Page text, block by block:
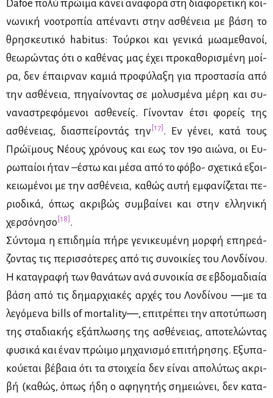
Dafoe πο­λύ πρώ­ι­μα κά­νει ανα­φο­ρά στη δια­φο­ρε­τι­κή κοι­
νω­νι­κή νο­ο­τρο­πία απέ­να­ντι στην ασθέ­νεια με βά­ση το
θρη­σκευ­τι­κό habitus: Τούρ­κοι και γε­νι­κά μω­α­με­θα­νοί,
θε­ω­ρώ­ντας ότι ο κα­θέ­νας μας έχει προ­κα­θο­ρι­σμέ­νη μοί­
ρα, δεν έπαιρ­ναν κα­μιά προ­φύ­λα­ξη για προ­στα­σία από
την ασθέ­νεια, πη­γαί­νο­ντας σε μο­λυ­σμέ­να μέ­ρη και συ­
να­να­στρε­φό­με­νοι ασθε­νείς. Γί­νο­νταν έτσι φο­ρείς της
ασθέ­νειας, δια­σπεί­ρο­ντάς την [17] . Eν γέ­νει, κα­τά τους
Πρώ­ϊ­μους Νέ­ους χρό­νους και εως τον 19ο αιώ­να, οι Ευ­
ρω­παί­οι ήταν –έστω και μέ­σα από το φό­βο- σχε­τι­κά εξοι­
κειω­μέ­νοι με την ασθέ­νεια, κα­θώς αυ­τή εμ­φα­νί­ζε­ται πε­
ριο­δι­κά, όπως ακρι­βώς συμ­βαί­νει και στην ελ­λη­νι­κή
χερ­σό­νη­σο [18] .
Σύ­ντο­μα η επι­δη­μία πή­ρε γε­νι­κευ­μέ­νη μορ­φή επη­ρε­ά­
ζο­ντας τις πε­ρισ­σό­τε­ρες από τις συ­νοι­κί­ες του Λον­δί­νου.
Η κα­τα­γρα­φή των θα­νά­των ανά συ­νοι­κία σε εβδο­μα­διαία
βά­ση από τις δη­μαρ­χια­κές αρ­χές του Λον­δί­νου ―με τα
λε­γό­με­να bills of mortality―, επι­τρέ­πει την απο­τύ­πω­ση
της στα­δια­κής εξά­πλω­σης της ασθέ­νειας, απο­τε­λώ­ντας
φυ­σι­κά και έναν πρώ­ι­μο μη­χα­νι­σμό επι­τή­ρη­σης. Εξυ­πα­
κού­ε­ται βέ­βαια ότι τα στοι­χεία δεν εί­ναι απο­λύ­τως ακρι­
βή (κα­θώς, όπως ήδη ο αφη­γη­τής ση­μειώ­νει, δεν κα­τα­